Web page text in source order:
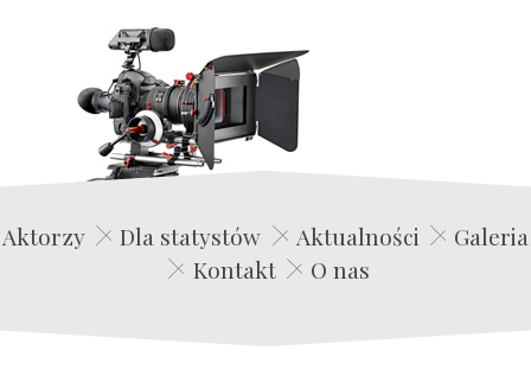
Edwin Film Agencja Aktorska
Aktorzy Dla statystów Aktualności
Galeria
Kontakt
O nas